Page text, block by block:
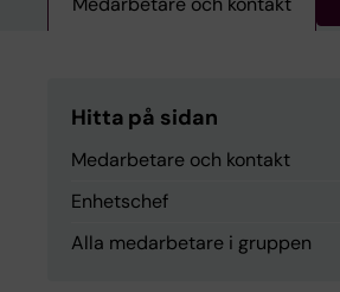
Hitta på sidan
Medarbetare och kontakt
Enhetschef
Alla medarbetare i gruppen